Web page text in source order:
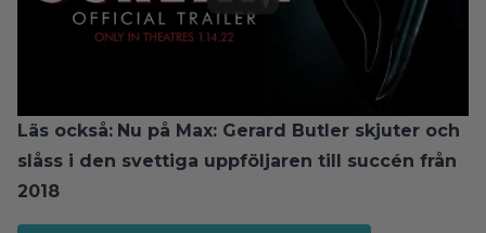
Läs också: Nu på Max: Gerard Butler skjuter och
slåss i den svettiga uppföljaren till succén från
2018